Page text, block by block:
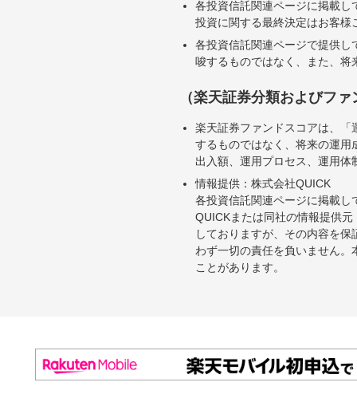
各投資信託関連ページに掲載
投資に関する最終決定はお客
各投資信託関連ページで提供
唆するものではなく、また、
（楽天証券分類およびフ
楽天証券ファンドスコアは、
するものではなく、将来の運
出入額、運用プロセス、運用
情報提供：株式会社QUICK
各投資信託関連ページに掲載
QUICKまたは同社の情報提供
しておりますが、その内容を
わず一切の責任を負いません
ことがあります。